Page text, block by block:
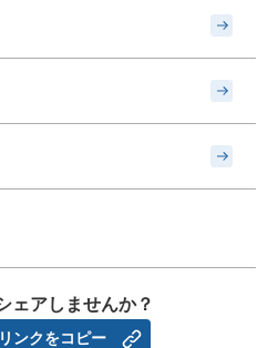
ェアしませんか？
リンクをコピー